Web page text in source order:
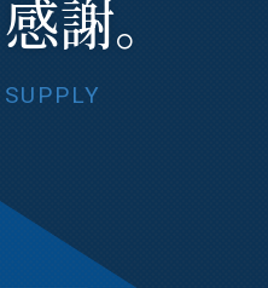
視した
の
謝。
視した
の